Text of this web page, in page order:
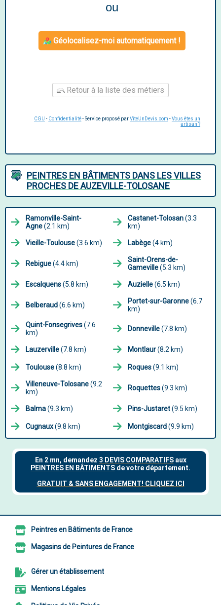
ou
Géolocalisez-moi automatiquement !
Retour à la liste des métiers
CGU - Confidentialité- Service proposé parViteUnDevis.com -Vous êtes un
artisan ?
PEINTRES EN BÂTIMENTS DANS LES VILLES
PROCHES DE AUZEVILLE-TOLOSANE
Ramonville-Saint-
Agne(2.1 km)
Castanet-Tolosan(3.3
km)
Vieille-Toulouse(3.6 km) Labège(4 km)
Rebigue(4.4 km)
Saint-Orens-de-
Gameville(5.3 km)
Escalquens(5.8 km) Auzielle(6.5 km)
Belberaud(6.6 km) Portet-sur-Garonne(6.7
km)
Quint-Fonsegrives(7.6
km)
Donneville(7.8 km)
Lauzerville(7.8 km) Montlaur(8.2 km)
Toulouse(8.8 km) Roques(9.1 km)
Villeneuve-Tolosane(9.2
km)
Roquettes(9.3 km)
Balma(9.3 km) Pins-Justaret(9.5 km)
Cugnaux(9.8 km) Montgiscard(9.9 km)
Peintres en Bâtiments de France
Magasins de Peintures de France
Gérer un établissement
Mentions Légales